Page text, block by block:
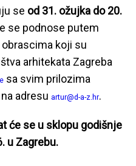
se od 31. ožujka do 20.
se podnose putem
koji su
arhitekata Zagreba
sa svim prilozima
adresu artur@d-a-z.hr.
će se u sklopu godišnje
u Zagrebu.